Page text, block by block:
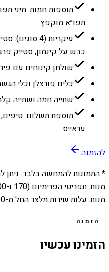
תוספות חמות: מיני
תפו״א מוקפץ
עיקריות (4
כבש על קינמון, סטייק
שולחן קינוחים עם
כלים פורצלן וכלי
שתייה חמה ושתייה
תוספת תשלום: טיפים,
עראייס
להזמנה
* התמונות להמחשה בלבד. ניתן
מנות. עלות שירות מלצר החל מ-300 ש״ח.
הזמנה
הזמינו עכשיו